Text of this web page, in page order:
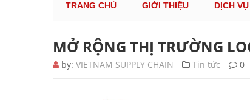
TRANG CHỦ GIỚI THIỆU DỊCH VỤ
MỞ RỘNG THỊ TRƯỜNG
by: VIETNAM SUPPLY CHAIN Tin tức 0